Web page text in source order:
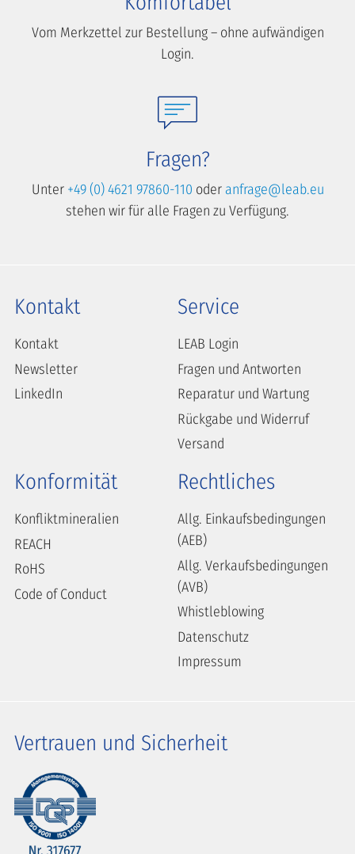
Vom Merkzettel zur Bestellung – ohne aufwändigen
Login.
Fragen?
Unter +49 (0) 4621 97860-110 oder anfrage@leab.eu
stehen wir für alle Fragen zu Verfügung.
Kontakt
Kontakt
Newsletter
LinkedIn
Service
LEAB Login
Fragen und Antworten
Reparatur und Wartung
Rückgabe und Widerruf
Versand
Konformität
Konfliktmineralien
REACH
RoHS
Code of Conduct
Rechtliches
Allg. Einkaufsbedingungen
(AEB)
Allg. Verkaufsbedingungen
(AVB)
Whistleblowing
Datenschutz
Impressum
Vertrauen und Sicherheit